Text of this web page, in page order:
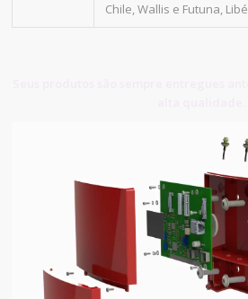
Chile, Wallis e Futuna,